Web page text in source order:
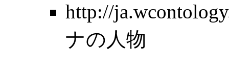
http://
ナの人物